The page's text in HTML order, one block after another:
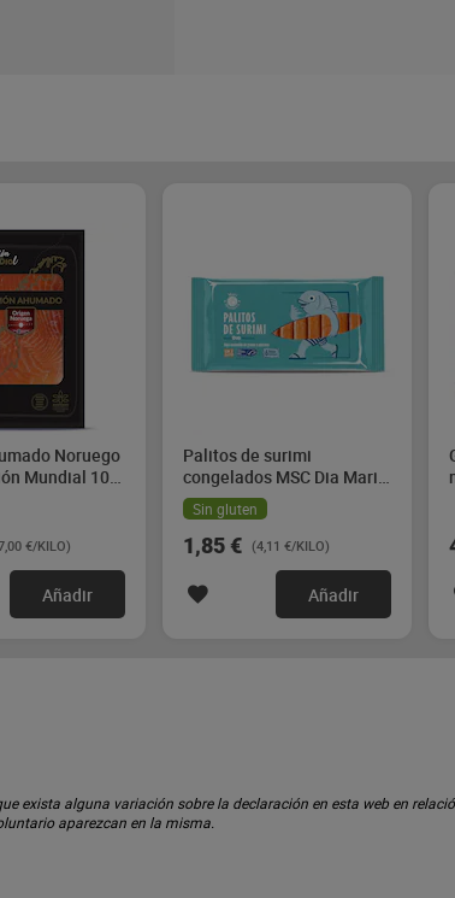
Noruego
Mundial 100
€/KILO)
Añadir
Palitos de surimi
congelados MSC Dia Mari
Marinera 450 g
Sin gluten
1,85 € (4,11 €/KILO)
Añadir
exista alguna variación sobre la declaración en esta web en
aparezcan en la misma.